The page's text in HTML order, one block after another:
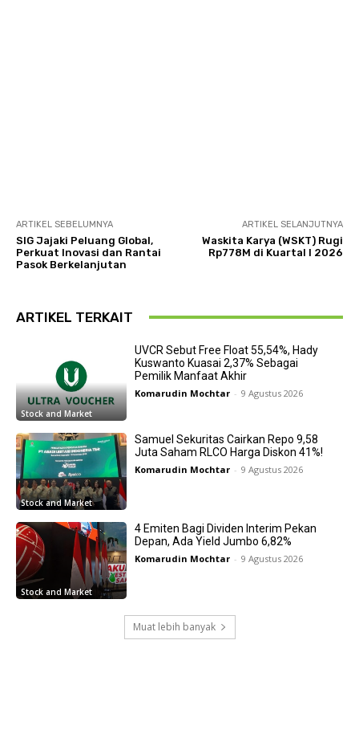
ARTIKEL SEBELUMNYA
SIG Jajaki Peluang Global,
Perkuat Inovasi dan Rantai
Pasok Berkelanjutan
ARTIKEL SELANJUTNYA
Waskita Karya (WSKT) Rugi
Rp778M di Kuartal I 2026
ARTIKEL TERKAIT
Stock and Market
UVCR Sebut Free Float 55,54%, Hady
Kuswanto Kuasai 2,37% Sebagai
Pemilik Manfaat Akhir
Komarudin Mochtar - 9 Agustus 2026
Stock and Market
Samuel Sekuritas Cairkan Repo 9,58
Juta Saham RLCO Harga Diskon 41%!
Komarudin Mochtar - 9 Agustus 2026
Stock and Market
4 Emiten Bagi Dividen Interim Pekan
Depan, Ada Yield Jumbo 6,82%
Komarudin Mochtar - 9 Agustus 2026
Muat lebih banyak